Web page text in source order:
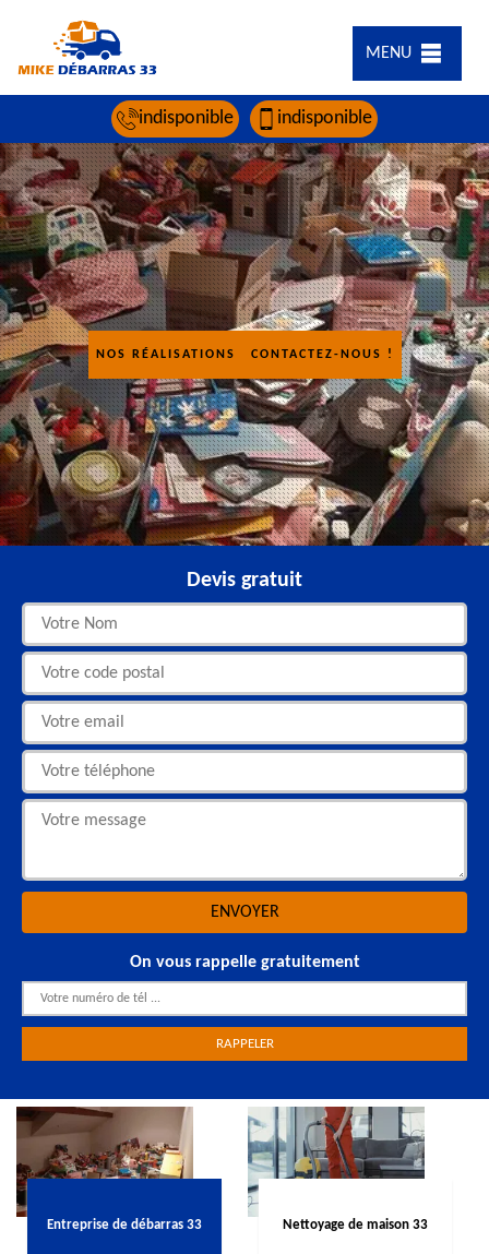
MENU
indisponible indisponible
NOS RÉALISATIONS CONTACTEZ-NOUS !
Devis gratuit
On vous rappelle gratuitement
Entreprise de débarras 33 Nettoyage de maison 33